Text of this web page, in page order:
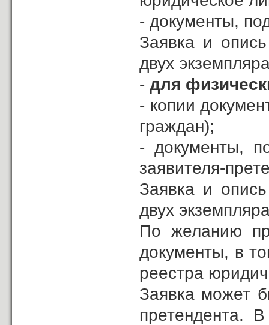
- документы,
Заявка и
двух
- для
- копии
граждан);
- документы,
заявителя-
Заявка и
двух
По желанию
документы, в
реестра
Заявка может
претендента.